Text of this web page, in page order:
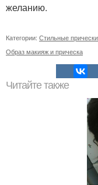
желанию.
Категории: Стильные
Образ макияж и прическа
Читайте также